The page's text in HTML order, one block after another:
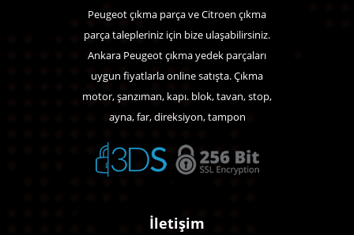
Peugeot çıkma parça ve Citroen çıkma
parça talepleriniz için bize ulaşabilirsiniz.
Ankara Peugeot çıkma yedek parçaları
uygun fiyatlarla online satışta. Çıkma
motor, şanzıman, kapı. blok, tavan, stop,
ayna, far, direksiyon, tampon
İletişim